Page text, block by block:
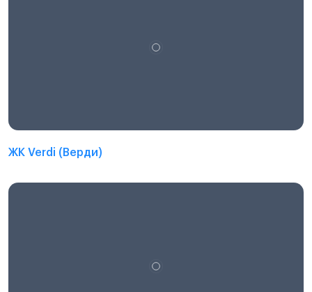
ЖК Verdi (Верди)